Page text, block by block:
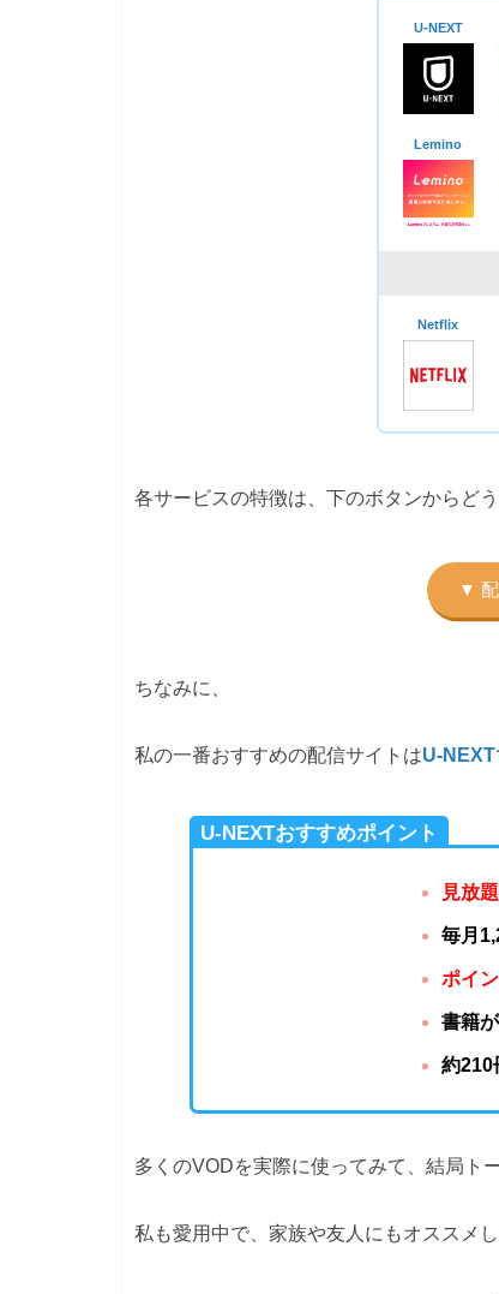
U-NEXT
Lemino
Netflix
各サービスの特徴は、下のボタンからどう
ちなみに、
私の一番おすすめの配信サイトはU-NEXT
U-NEXTおすすめポイント
見放
毎月
ポイ
書籍
約210
多くのVODを実際に使ってみて、結局ト
私も愛用中で、家族や友人にもオススメ